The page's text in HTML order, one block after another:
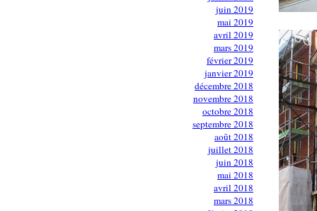
juin 2019
mai 2019
avril 2019
mars 2019
février 2019
janvier 2019
décembre 2018
novembre 2018
octobre 2018
septembre 2018
août 2018
juillet 2018
juin 2018
mai 2018
avril 2018
mars 2018